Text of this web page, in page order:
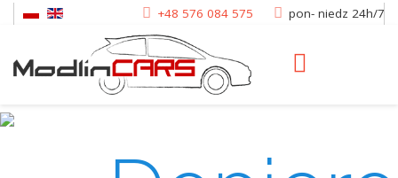
+48 576 084 575 pon- niedz 24h/7